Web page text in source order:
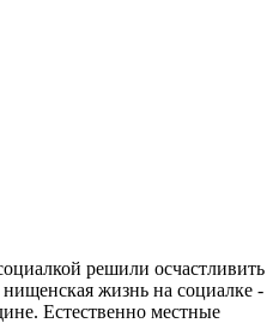
решили осчастливить
жизнь на социалке -
Естественно местные